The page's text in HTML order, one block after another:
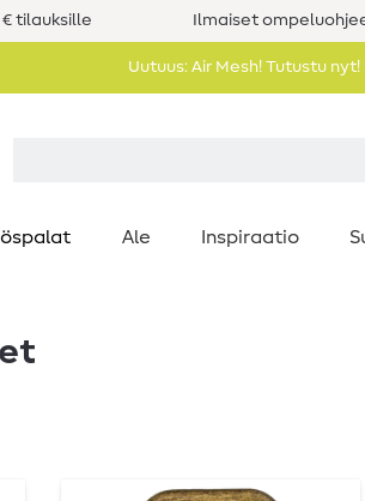
€ tilauksille Ilmaiset
Uutuus: Air Mesh! Tutustu nyt!
Ale Inspiraatio